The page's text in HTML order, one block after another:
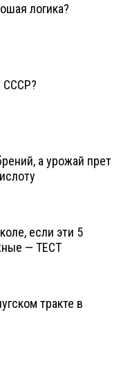
логика?
СССР?
а урожай прет
если эти 5
— ТЕСТ
тракте в